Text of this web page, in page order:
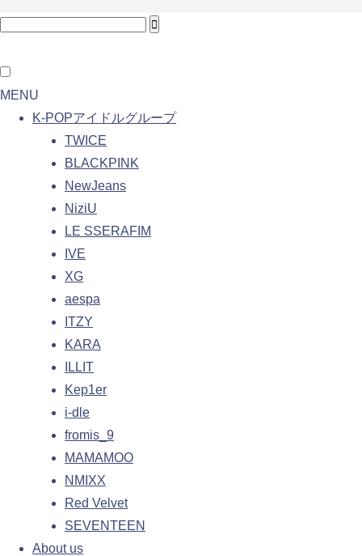
MENU
K-POPアイドルグループ
TWICE
BLACKPINK
NewJeans
NiziU
LE SSERAFIM
IVE
XG
aespa
ITZY
KARA
ILLIT
Kep1er
i-dle
fromis_9
MAMAMOO
NMIXX
Red Velvet
SEVENTEEN
About us